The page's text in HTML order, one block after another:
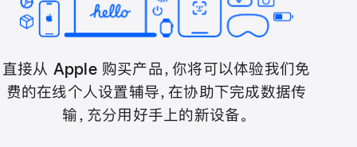
直接从 Apple 购买产品，你将可以体验我们免
费的在线个人设置辅导，在协助下完成数据传
输，充分用好手上的新设备。